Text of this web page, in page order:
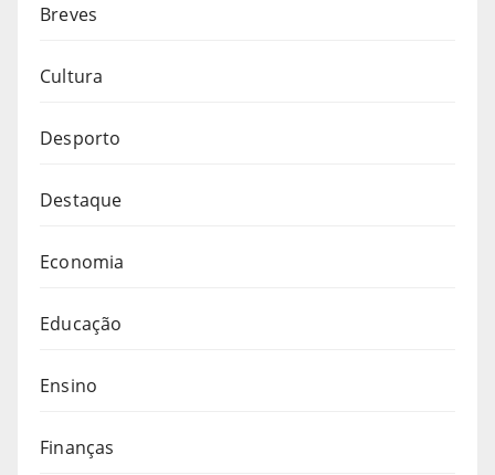
Breves
Cultura
Desporto
Destaque
Economia
Educação
Ensino
Finanças